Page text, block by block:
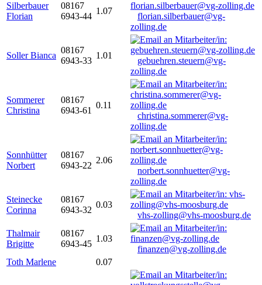
Silberbauer
Florian
08167
6943-44
1.07
florian.silberbauer@vg-
zolling.de
Soller Bianca
08167
6943-33
1.01
gebuehren.steuern@vg-
zolling.de
Sommerer
Christina
08167
6943-61
0.11
christina.sommerer@vg-
zolling.de
Sonnhütter
Norbert
08167
6943-22
2.06
norbert.sonnhuetter@vg-
zolling.de
Steinecke
Corinna
08167
6943-32
0.03
vhs-zolling@vhs-moosburg.de
Thalmair
Brigitte
08167
6943-45
1.03
finanzen@vg-zolling.de
Toth Marlene
0.07